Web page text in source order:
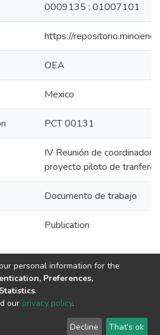
0009135 ; 01007101
https://
OEA
Mexico
PCT 00131
IV Reunión de
proyecto piloto de
Documento de trabajo
Publication
e Innovación
© 2002-2026
End User
Send
personal information for the
Preferences,
.
our privacy policy.
Decline That's ok